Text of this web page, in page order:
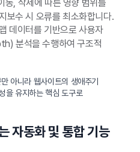
동, 삭제에 따른 영향 범위를
보수 시 오류를 최소화합니다.
데이터를 기반으로 사용자
분석을 수행하여 구조적
아니라 웹사이트의 생애주기
을 유지하는 핵심 도구로
자동화 및 통합 기능